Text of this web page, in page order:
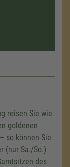
reisen Sie wie
goldenen
so können Sie
(nur Sa./So.)
des